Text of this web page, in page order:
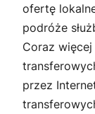
ofertę
podróże
Coraz
przez